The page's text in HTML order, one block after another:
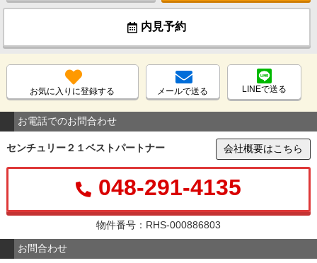
内見予約
お気に入りに登録する メールで送る LINEで送る
お電話でのお問合わせ
センチュリー２１ベストパートナー 会社概要はこちら
048-291-4135
物件番号：RHS-000886803
お問合わせ